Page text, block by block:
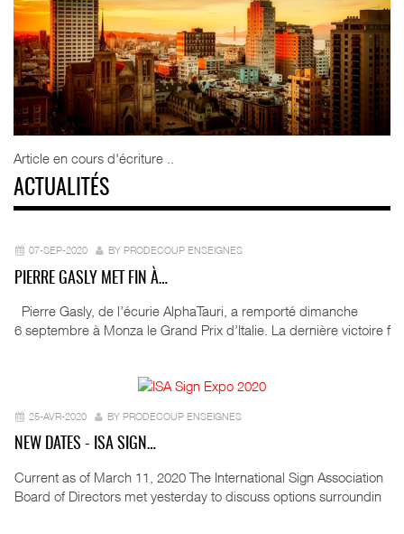
Article en cours d'écriture ..
ACTUALITÉS
07-SEP-2020 BY PRODECOUP ENSEIGNES
PIERRE GASLY MET FIN À…
Pierre Gasly, de l’écurie AlphaTauri, a remporté dimanche
6 septembre à Monza le Grand Prix d’Italie. La dernière victoire f
25-AVR-2020 BY PRODECOUP ENSEIGNES
NEW DATES - ISA SIGN…
Current as of March 11, 2020 The International Sign Association
Board of Directors met yesterday to discuss options surroundin